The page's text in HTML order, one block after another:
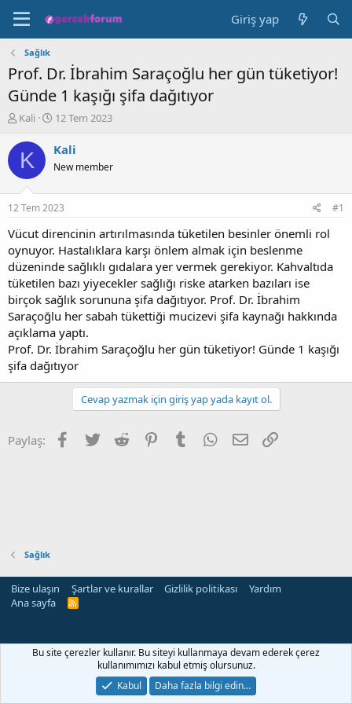
Giriş yap
Sağlık
Prof. Dr. İbrahim Saraçoğlu her gün tüketiyor!
Günde 1 kaşığı şifa dağıtıyor
K
n
b
u
u
b
a
l
a
t
a
n
Kali
B
ş
a
g
ı
ç
a
r
h
i
12 Tem 2023
K Kali
New member
12 Tem 2023 #1
Vücut direncinin artırılmasında tüketilen besinler önemli rol
oynuyor. Hastalıklara karşı önlem almak için beslenme
düzeninde sağlıklı gıdalara yer vermek gerekiyor. Kahvaltıda
tüketilen bazı yiyecekler sağlığı riske atarken bazıları ise
birçok sağlık sorununa şifa dağıtıyor. Prof. Dr. İbrahim
Saraçoğlu her sabah tükettiği mucizevi şifa kaynağı hakkında
açıklama yaptı.
Prof. Dr. İbrahim Saraçoğlu her gün tüketiyor! Günde 1 kaşığı
şifa dağıtıyor
Cevap yazmak için giriş yap yada kayıt ol.
Paylaş: Facebook
Twitter Reddit PinterestTumblr WhatsApp
E-posta
Sağlık
Bize ulaşın Şartlar ve kurallar Gizlilik politikası
Yardım
Ana sayfa
R
Bu site çerezler kullanır. Bu siteyi kullanmaya devam ederek çerez
kullanımımızı kabul etmiş olursunuz.
Kabul
Daha fazla bilgi edin…